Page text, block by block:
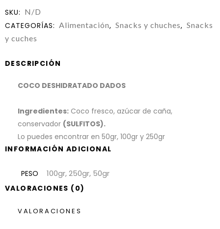
SKU: N/D
CATEGORÍAS: Alimentación, Snacks y chuches, Snacks
y cuches
DESCRIPCIÓN
COCO DESHIDRATADO DADOS
Ingredientes: Coco fresco, azúcar de caña,
conservador (SULFITOS).
Lo puedes encontrar en 50gr, 100gr y 250gr
INFORMACIÓN ADICIONAL
PESO 100gr, 250gr, 50gr
VALORACIONES (0)
VALORACIONES